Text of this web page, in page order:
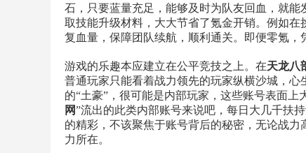
石，只要蓝量充足，能够及时为队友回血，就
取技能升级材料，大大节省了氪金开销。例如
复血量，保障团队续航，顺利通关。即便零氪，
游戏的乐趣本应建立在公平竞技之上。在天龙八
普通玩家只能看着战力领先的玩家纵横沙城，
的“土豪”，很可能是内部玩家，这些账号表面
网”流出的此类内部账号来说吧，每日大几千扶
的精彩，不该聚焦于账号背后的秘密，无论战
力所在。